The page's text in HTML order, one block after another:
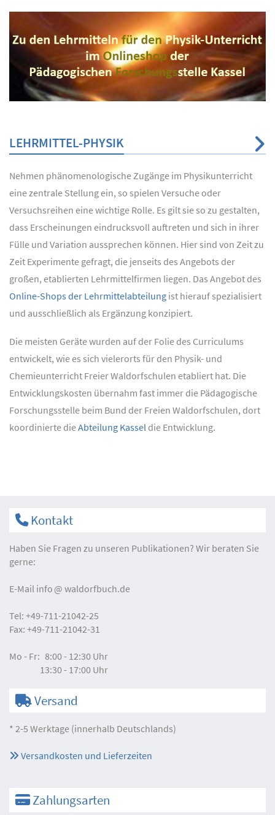
LEHRMITTEL-PHYSIK
Nehmen phänomenologische Zugänge im Physikunterricht
eine zentrale Stellung ein, so spielen Versuche oder
Versuchsreihen eine wichtige Rolle. Es gilt sie so zu gestalten,
dass Erscheinungen eindrucksvoll auftreten und sich in ihrer
Fülle und Variation aussprechen können. Hier sind von Zeit zu
Zeit Experimente gefragt, die jenseits des Angebots der
großen, etablierten Lehrmittelfirmen liegen. Das Angebot des
Online-Shops der Lehrmittelabteilung ist hierauf spezialisiert
und ausschließlich als Ergänzung konzipiert.
Die meisten Geräte wurden auf der Folie des Curriculums
entwickelt, wie es sich vielerorts für den Physik- und
Chemieunterricht Freier Waldorfschulen etabliert hat. Die
Entwicklungskosten übernahm fast immer die Pädagogische
Forschungsstelle beim Bund der Freien Waldorfschulen, dort
koordinierte dieAbteilung Kasseldie Entwicklung.
Kontakt
Haben Sie Fragen zu unseren Publikationen? Wir beraten Sie
gerne:
E-Mail info waldorfbuch.de
Tel: +49-711-21042-25
Fax: +49-711-21042-31
Mo - Fr: 8:00 - 12:30 Uhr
13:30 - 17:00 Uhr
Versand
* 2-5 Werktage (innerhalb Deutschlands)
Versandkosten und Lieferzeiten
Zahlungsarten